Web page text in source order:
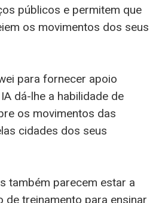
públicos e permitem que
os movimentos dos seus
para fornecer apoio
dá-lhe a habilidade de
os movimentos das
cidades dos seus
também parecem estar a
de treinamento para ensinar